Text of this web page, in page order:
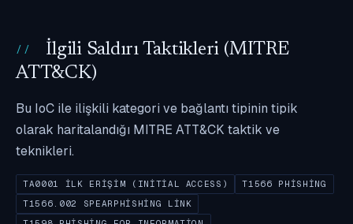
İlgili Saldırı Taktikleri (MITRE
ATT&CK)
Bu IoC ile ilişkili kategori ve bağlantı tipinin tipik
olarak haritalandığı MITRE ATT&CK taktik ve
teknikleri.
TA0001 İLK ERIŞIM (INITIAL ACCESS)
T1566 PHISHING
T1566.002 SPEARPHISHING LINK